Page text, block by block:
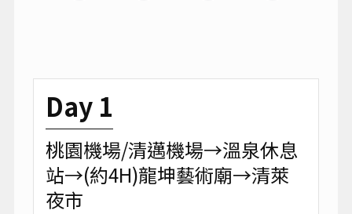
Day 1
桃園機場/清邁機場→溫泉休息
站→(約4H)龍坤藝術廟→清萊
夜市